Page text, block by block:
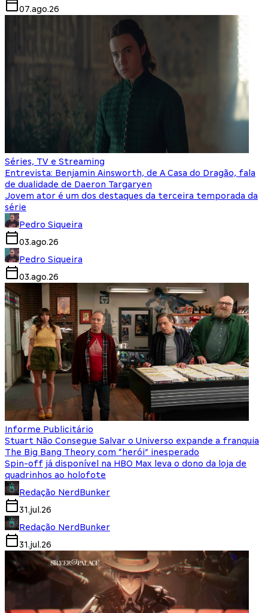
07.ago.26
Séries, TV e Streaming
Entrevista: Benjamin Ainsworth, de A Casa do Dragão, fala
de dualidade de Daeron Targaryen
Jovem ator é um dos destaques da terceira temporada da
série
Pedro Siqueira
03.ago.26
Pedro Siqueira
03.ago.26
Informe Publicitário
Stuart Não Consegue Salvar o Universo expande a franquia
The Big Bang Theory com “herói” inesperado
Spin-off já disponível na HBO Max leva o dono da loja de
quadrinhos ao holofote
Redação NerdBunker
31.jul.26
Redação NerdBunker
31.jul.26